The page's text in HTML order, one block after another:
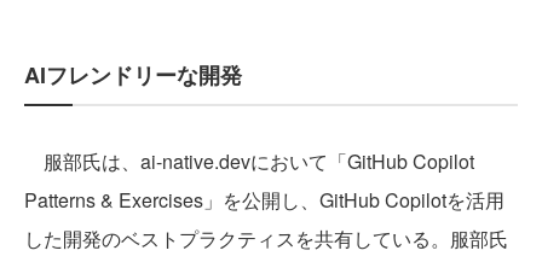
AIフレンドリーな開発
服部氏は、ai-native.devにおいて「GitHub Copilot
Patterns & Exercises」を公開し、GitHub Copilotを活用
した開発のベストプラクティスを共有している。服部氏